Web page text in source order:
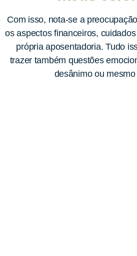
Com isso, nota-se a
os aspectos financeiros,
própria aposentadoria.Tudo
trazer também questões
desânimo ou